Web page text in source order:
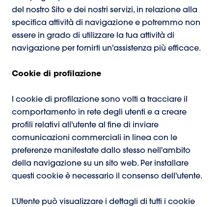
del nostro Sito e dei nostri servizi, in relazione alla
specifica attività di navigazione e potremmo non
essere in grado di utilizzare la tua attività di
navigazione per fornirti un'assistenza più efficace.
Cookie di profilazione
I cookie di profilazione sono volti a tracciare il
comportamento in rete degli utenti e a creare
profili relativi all'utente al fine di inviare
comunicazioni commerciali in linea con le
preferenze manifestate dallo stesso nell'ambito
della navigazione su un sito web. Per installare
questi cookie è necessario il consenso dell'utente.
L’Utente può visualizzare i dettagli di tutti i cookie